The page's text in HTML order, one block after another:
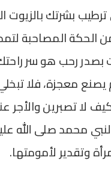
بشرتك بالزيوت
الحكة المصاحبة
بصدر رحب هو سر
معجزة، فلا
لا تصبرين والأجر
محمد صلى الله
وتقدير لأمومتها.